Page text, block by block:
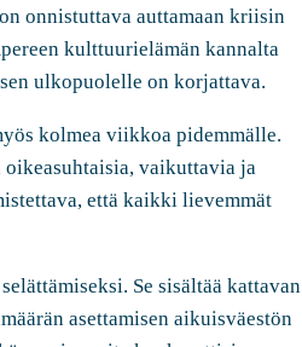
onnistuttava auttamaan kriisin
kulttuurielämän kannalta
ulkopuolelle on korjattava.
kolmea viikkoa pidemmälle.
vaikuttavia ja
että kaikki lievemmät
Se sisältää kattavan
asettamisen aikuisväestön